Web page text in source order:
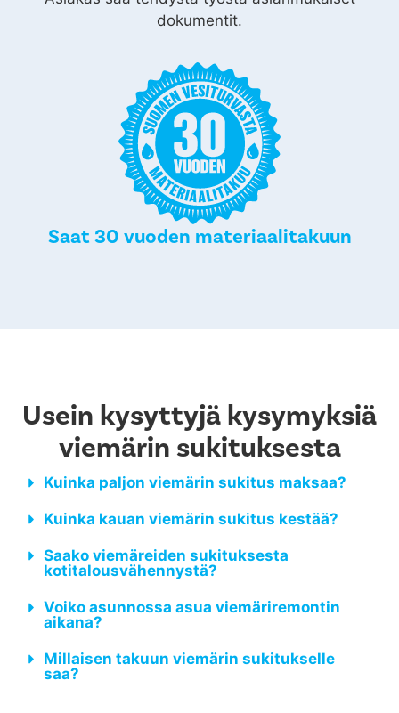
dokumentit.
Saat 30 vuoden materiaalitakuun
Usein kysyttyjä kysymyksiä
viemärin sukituksesta
Kuinka paljon viemärin sukitus maksaa?
Kuinka kauan viemärin sukitus kestää?
Saako viemäreiden sukituksesta
kotitalousvähennystä?
Voiko asunnossa asua viemäriremontin
aikana?
Millaisen takuun viemärin sukitukselle
saa?